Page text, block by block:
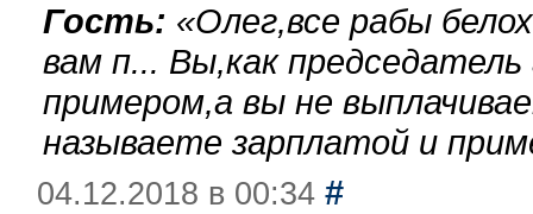
Гость: «Олег,все рабы
вам п... Вы,как
примером,а вы не
называете зарплатой и
04.12.2018 в 00:34 #